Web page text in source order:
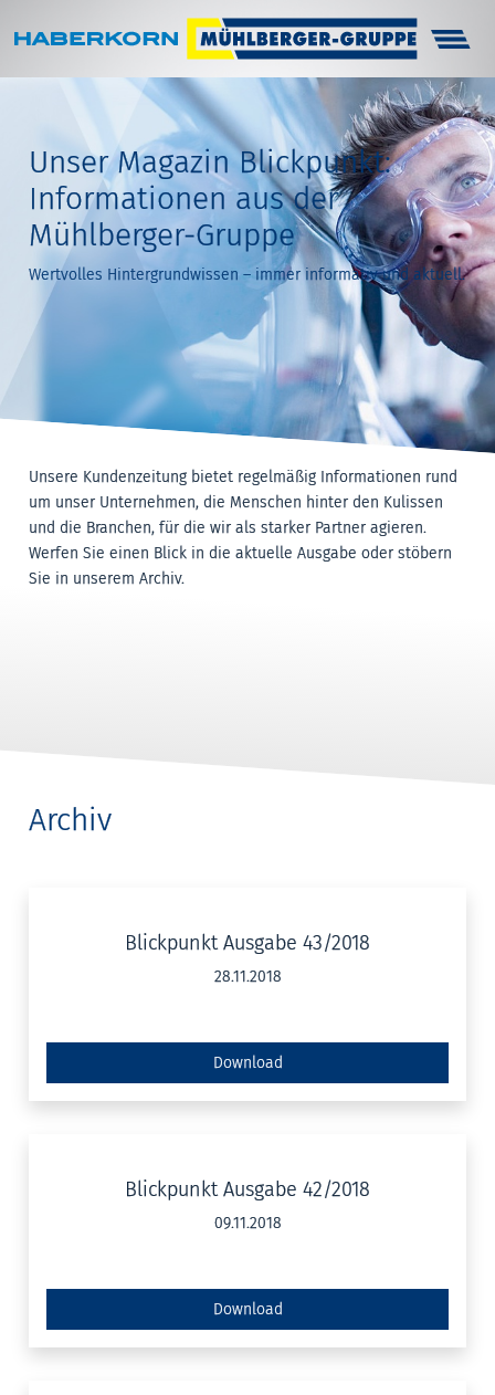
Haberkorn
Unternehmen
Infocenter
Arbeitsschutz
Technik
Karriere
Kontakt
Unser Magazin Blickpunkt:
Informationen aus der
Mühlberger-Gruppe
Wertvolles Hintergrundwissen – immer informativ und aktuell.
Unsere Kundenzeitung bietet regelmäßig Informationen rund
um unser Unternehmen, die Menschen hinter den Kulissen
und die Branchen, für die wir als starker Partner agieren.
Werfen Sie einen Blick in die aktuelle Ausgabe oder stöbern
Sie in unserem Archiv.
Archiv
Blickpunkt Ausgabe 43/2018
28.11.2018
Download
Blickpunkt Ausgabe 42/2018
09.11.2018
Download